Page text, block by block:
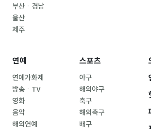
부산ㆍ경남
울산
제주
연예
연예가화제
방송ㆍTV
영화
음악
해외연예
스포츠
야구
해외야구
축구
해외축구
배구